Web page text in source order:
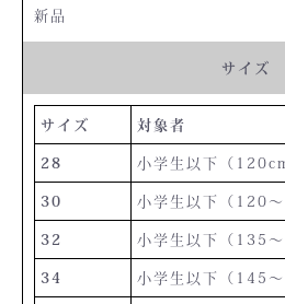
新品
サイズ
サイズ
対象者
28
小学生以下（
30
小学生以下（120
32
小学生以下（135
34
小学生以下（145